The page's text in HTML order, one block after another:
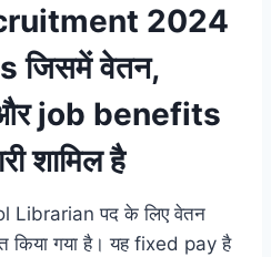
2024
जिसमें वेतन,
job benefits
शामिल है
Librarian पद के लिए वेतन
किया गया है। यह fixed pay है